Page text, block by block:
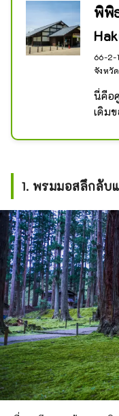
พิพิ
66-2-
จังหวั
นี่คือ
เดิม
ประ
เพลิ
1. พรมมอสลึกลับ